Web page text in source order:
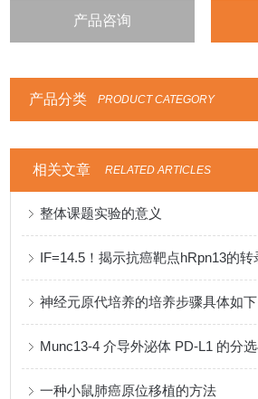
产品咨询
产品分类 PRODUCT CATEGORY
相关文章 RELATED ARTICLES
整体课题实验的意义
神经元原代培养的培养步骤具体如下
一种小鼠肺癌原位移植的方法